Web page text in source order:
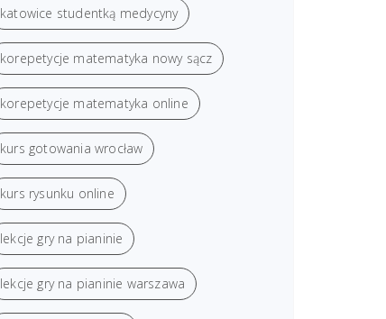
katowice studentką medycyny
korepetycje matematyka nowy sącz
korepetycje matematyka online
kurs gotowania wrocław
kurs rysunku online
lekcje gry na pianinie
lekcje gry na pianinie warszawa